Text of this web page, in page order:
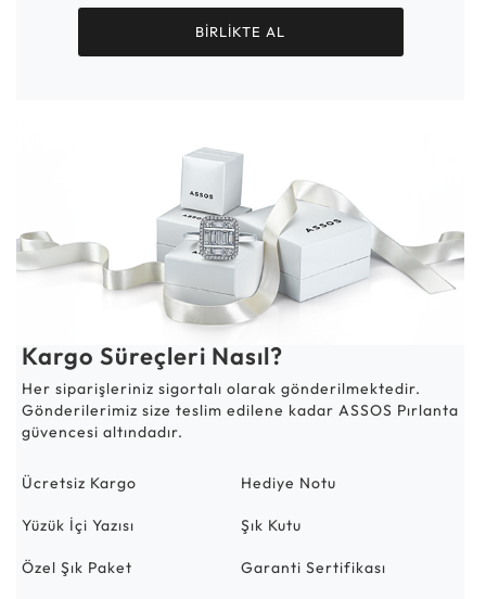
BİRLİKTE AL
Kargo Süreçleri Nasıl?
Her siparişleriniz sigortalı olarak gönderilmektedir.
Gönderilerimiz size teslim edilene kadar ASSOS Pırlanta
güvencesi altındadır.
Ücretsiz Kargo Hediye Notu
Yüzük İçi Yazısı Şık Kutu
Özel Şık Paket Garanti Sertifikası